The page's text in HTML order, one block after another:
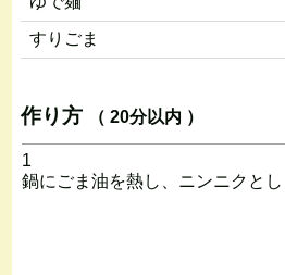
すりごま
作り方 （ 20分以内 ）
1
鍋にごま油を熱し、ニンニクと